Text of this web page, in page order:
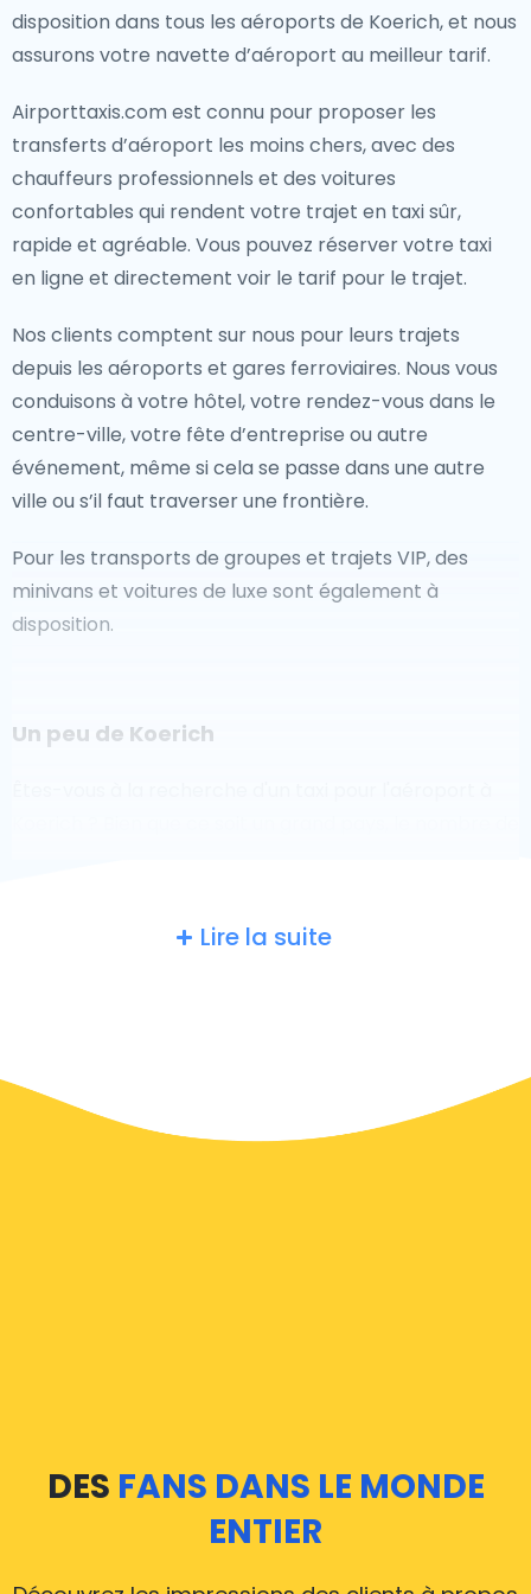
disposition dans tous les aéroports de Koerich, et nous
assurons votre navette d’aéroport au meilleur tarif.
Airporttaxis.com est connu pour proposer les
transferts d’aéroport les moins chers, avec des
chauffeurs professionnels et des voitures
confortables qui rendent votre trajet en taxi sûr,
rapide et agréable. Vous pouvez réserver votre taxi
en ligne et directement voir le tarif pour le trajet.
Nos clients comptent sur nous pour leurs trajets
depuis les aéroports et gares ferroviaires. Nous vous
conduisons à votre hôtel, votre rendez-vous dans le
centre-ville, votre fête d’entreprise ou autre
événement, même si cela se passe dans une autre
ville ou s’il faut traverser une frontière.
Pour les transports de groupes et trajets VIP, des
minivans et voitures de luxe sont également à
disposition.
Un peu de Koerich
même à la demande. Bien que nous vous
À Koerich, un service de taxi est assez développé, mais
nous aimerions tout de même vous guider à travers
Les voitures d’Airporttaxis.com roulent 24 heures sur
24 et 7 jours sur 7 pour desservir l’ensemble des
Lire la suite
DES FANS DANS LE MONDE
ENTIER